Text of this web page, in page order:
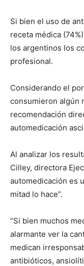
Si bien el uso de
receta médica
los argentinos los
profesional.
Considerando el
consumieron algún
recomendación
automedicación
Al analizar los
Cilley, directora
automedicación es
mitad lo hace”.
“Si bien muchos
alarmante ver la
medican
antibióticos,